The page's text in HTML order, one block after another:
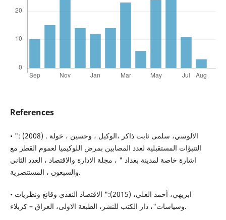
References
• الالوسي، سلمى ثابت ذاكر ،الوكيل ، وحسين ، خولة . (2008) :"
التنبؤات المستقبلية لعدد المصابين بمرض اللوكيميا لعموم القطر مع
اشارة خاصة لمدينة بغداد " ، مجلة الادارة والاقتصاد ، العدد الثاني
والسبعون ، المستنصرية.
• ابريهي، أحمد العلي، (2015):" الاقتصاد النقدي وقائع ونظريات
وسياسات"، دار الكتب للنشر، الطبعة الاولى، العراق – كربلاء.